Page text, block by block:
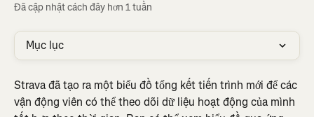
Đã cập nhật cách đây hơn 1 tuần
Mục lục
Strava đã tạo ra một biểu đồ tổng kết tiến trình mới để các
vận động viên có thể theo dõi dữ liệu hoạt động của mình